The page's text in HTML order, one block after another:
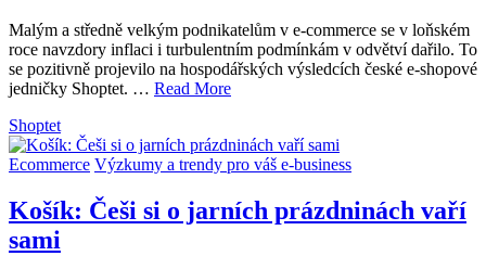
Malým a středně velkým podnikatelům v e-commerce se v loňském
roce navzdory inflaci i turbulentním podmínkám v odvětví dařilo. To
se pozitivně projevilo na hospodářských výsledcích české e-shopové
jedničky Shoptet. … Read More
Shoptet
Ecommerce Výzkumy a trendy pro váš e-business
Košík: Češi si o jarních prázdninách vaří
sami